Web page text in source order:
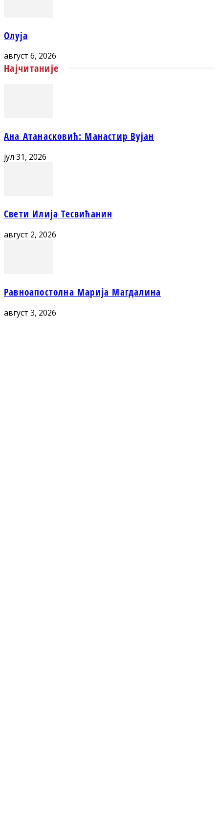
Олуја
август 6, 2026
Најчитаније
Ана Атанасковић: Манастир Вујан
јул 31, 2026
Свети Илија Тесвићанин
август 2, 2026
Равноапостолна Марија Магдалина
август 3, 2026